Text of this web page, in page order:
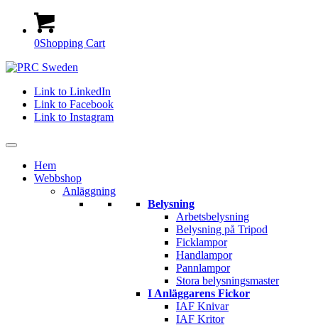
0Shopping Cart
Link to LinkedIn
Link to Facebook
Link to Instagram
Hem
Webbshop
Anläggning
Belysning
Arbetsbelysning
Belysning på Tripod
Ficklampor
Handlampor
Pannlampor
Stora belysningsmaster
I Anläggarens Fickor
IAF Knivar
IAF Kritor